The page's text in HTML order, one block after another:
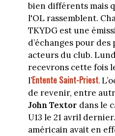
bien différents mais
l'OL rassemblent.
TKYDG est une
d’échanges pour des
acteurs du club.
recevrons cette fois
l’Entente Saint-Priest.
de revenir, entre
John Textor dans le
U13 le 21 avril
américain avait en